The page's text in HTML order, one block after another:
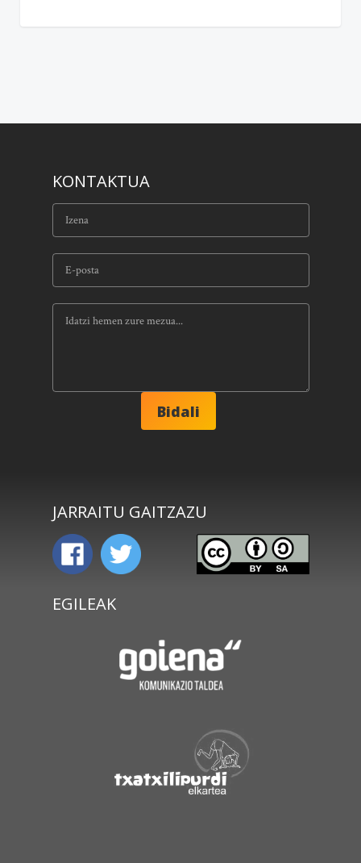
KONTAKTUA
JARRAITU GAITZAZU
EGILEAK